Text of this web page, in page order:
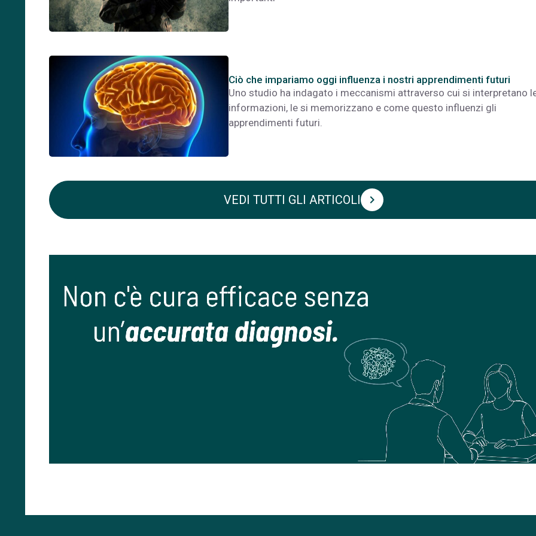
Ciò che impariamo oggi influenza i nostri apprendimenti futuri
Uno studio ha indagato i meccanismi attraverso cui si interpretano
informazioni, le si memorizzano e come questo influenzi gli
apprendimenti futuri.
VEDI TUTTI GLI ARTICOLI chevron_right